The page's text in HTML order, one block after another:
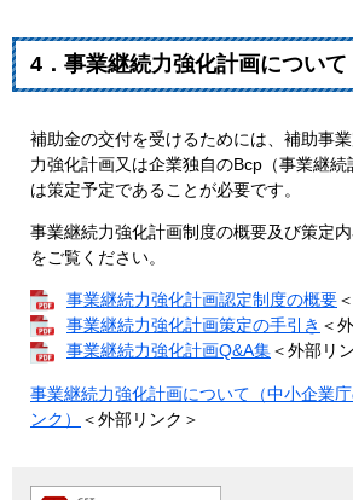
4．事業継続力強化計画について
補助金の交付を受けるためには、補助事
力強化計画又は企業独自のBcp（事業継続
は策定予定であることが必要です。
事業継続力強化計画制度の概要及び策定
をご覧ください。
事業継続力強化計画認定制度の概要
事業継続力強化計画策定の手引き ＜
事業継続力強化計画Q&A集＜外部リ
事業継続力強化計画について（中小企業
ンク）
＜外部リンク＞